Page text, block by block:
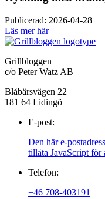
Publicerad: 2026-04-28
Läs mer här
Grillbloggen
c/o Peter Watz AB
Blåbärsvägen 22
181 64 Lidingö
E-post:
Den här e-
tillåta JavaScript för
Telefon:
+46 708-403191